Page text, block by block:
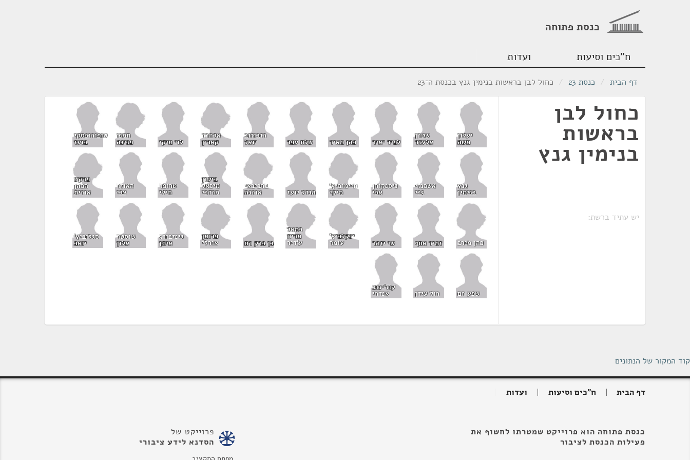
כנסת פתוחה
ח"כים וסיעות ועדות
דף הבית / כנסת 23 / כחול לבן בראשות בנימין גנץ בכנסת ה־23
כחול לבן
בראשות
בנימין גנץ
יש עתיד ברשת:
יעלון
משה
שטרן
אלעזר לפיד יאיר כהן מאיר שלח עפר
רזבוזוב
יואל
אלהרר
קארין לוי מיקי
תמנו
פנינה
טופורובסקי
בועז
גנץ
בנימין
אשכנזי
גבי
ניסנקורן
אבי
חיימוביץ'
מיקי הנדל יועז
ברביבאי
אורנה
ביטון
מיכאל
מרדכי
טרופר
חילי
האוזר
צבי
פרקש
הכהן
אורית
כהן מירב זמיר אסף שי יזהר
ינקלביץ'
עומר
כמאל
מריח
ע'דיר בן ברק רם
פרומן
אורלי
גינזבורג
איתן
שוסטר
אלון
סגלוביץ'
יואב
שפע רם רול עידן
קוז'ינוב
אנדרי
קוד המקור של הנתונים
דף הבית ח"כים וסיעות ועדות
כנסת פתוחה הוא פרוייקט שמטרתו לחשוף את
פעילות הכנסת לציבור
פרוייקט של
הסדנא לידע ציבורי